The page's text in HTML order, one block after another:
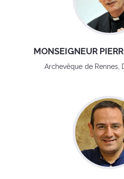
MONSEIGNEUR
Archevêque de Rennes,